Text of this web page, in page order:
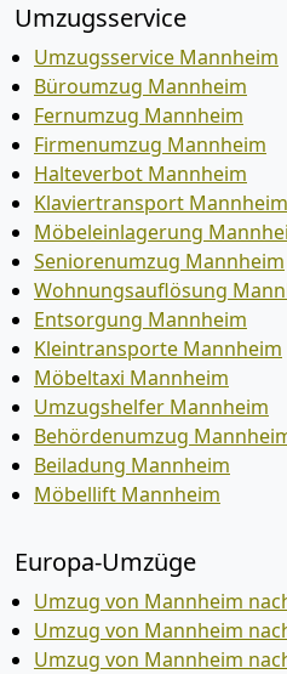
Umzugsservice
Umzugsservice Mannheim
Büroumzug Mannheim
Fernumzug Mannheim
Firmenumzug Mannheim
Halteverbot Mannheim
Klaviertransport Mannheim
Möbeleinlagerung
Seniorenumzug Mannheim
Wohnungsauflösung
Entsorgung Mannheim
Kleintransporte Mannheim
Möbeltaxi Mannheim
Umzugshelfer Mannheim
Behördenumzug
Beiladung Mannheim
Möbellift Mannheim
Europa-Umzüge
Umzug von Mannheim
Umzug von Mannheim
Umzug von Mannheim